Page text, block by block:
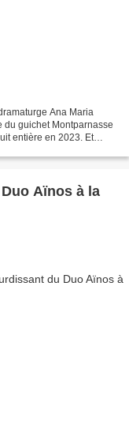
Ana Maria
du guichet Montparnasse
entière en 2023. Et
Aïnos à la